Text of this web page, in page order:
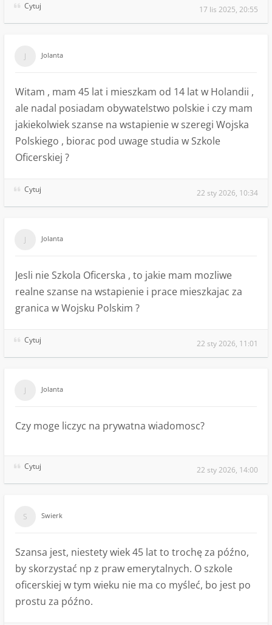
Cytuj 17 lis 2025, 20:55
Jolanta
Witam , mam 45 lat i mieszkam od 14 lat w Holandii ,
ale nadal posiadam obywatelstwo polskie i czy mam
jakiekolwiek szanse na wstapienie w szeregi Wojska
Polskiego , biorac pod uwage studia w Szkole
Oficerskiej ?
Cytuj 22 sty 2026, 10:34
Jolanta
Jesli nie Szkola Oficerska , to jakie mam mozliwe
realne szanse na wstapienie i prace mieszkajac za
granica w Wojsku Polskim ?
Cytuj 22 sty 2026, 11:01
Jolanta
Czy moge liczyc na prywatna wiadomosc?
Cytuj 22 sty 2026, 14:00
Swierk
Szansa jest, niestety wiek 45 lat to trochę za późno,
by skorzystać np z praw emerytalnych. O szkole
oficerskiej w tym wieku nie ma co myśleć, bo jest po
prostu za późno.